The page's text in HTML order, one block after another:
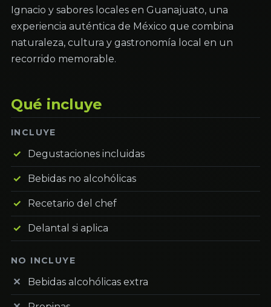
Ignacio y sabores locales en Guanajuato, una
experiencia auténtica de México que combina
naturaleza, cultura y gastronomía local en un
recorrido memorable.
Qué incluye
INCLUYE
Degustaciones incluidas
Bebidas no alcohólicas
Recetario del chef
Delantal si aplica
NO INCLUYE
Bebidas alcohólicas extra